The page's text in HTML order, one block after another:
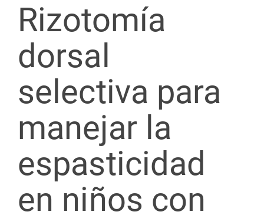
Rizotomía
dorsal
selectiva para
manejar la
espasticidad
en niños con